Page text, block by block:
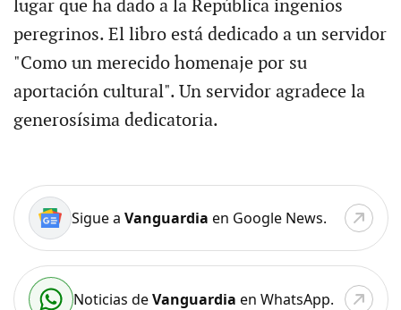
lugar que ha dado a la República ingenios
peregrinos. El libro está dedicado a un servidor
"Como un merecido homenaje por su
aportación cultural". Un servidor agradece la
generosísima dedicatoria.
Sigue a Vanguardia en Google News.
Noticias deVanguardia en WhatsApp.